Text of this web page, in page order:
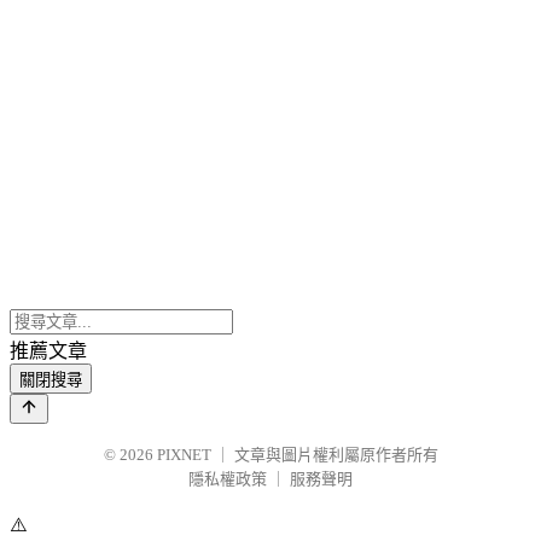
推薦文章
關閉搜尋
© 2026 PIXNET
文章與圖片權利屬原作者所有
隱私權政策
服務聲明
⚠️